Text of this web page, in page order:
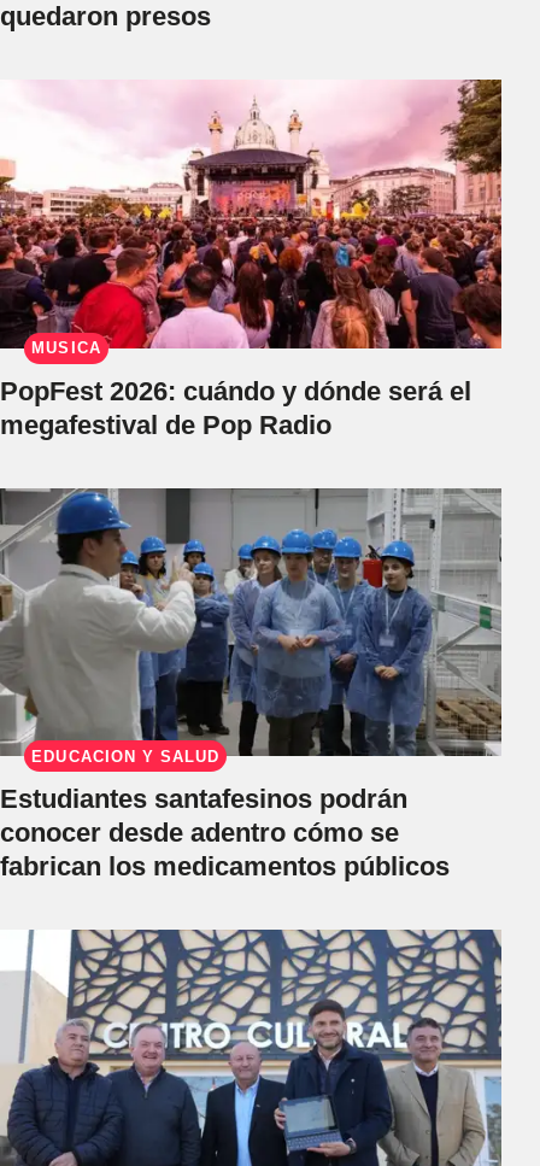
quedaron presos
MÚSICA
PopFest 2026: cuándo y dónde será el
megafestival de Pop Radio
EDUCACIÓN Y SALUD
Estudiantes santafesinos podrán
conocer desde adentro cómo se
fabrican los medicamentos públicos